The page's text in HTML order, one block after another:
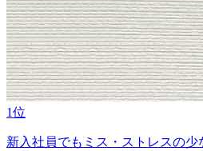
1位
新入社員でもミス・ストレスの